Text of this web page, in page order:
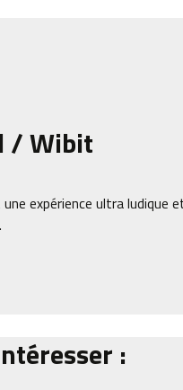
/ Wibit
expérience ultra ludique
: